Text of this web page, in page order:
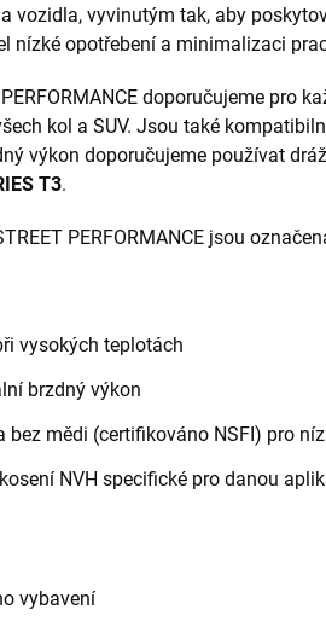
vozidla, vyvinutým tak, aby
nízké opotřebení a minimalizaci
doporučujeme pro
kol a SUV. Jsou také
výkon doporučujeme používat
T3.
PERFORMANCE jsou
vysokých teplotách
brzdný výkon
bez mědi (certifikováno NSFI) pro
NVH specifické pro danou
vybavení